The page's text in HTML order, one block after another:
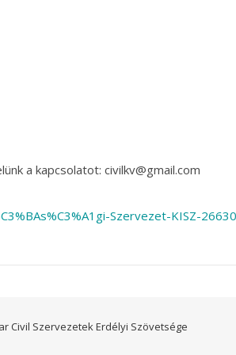
a kapcsolatot: civilkv@gmail.com
Szervezet-KISZ-
Civil Szervezetek Erdélyi Szövetsége